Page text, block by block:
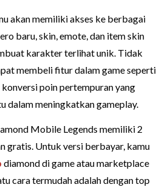
akan memiliki akses ke berbagai
baru, skin, emote, dan item skin
karakter terlihat unik. Tidak
membeli fitur dalam game seperti
poin pertempuran yang
dalam meningkatkan gameplay.
Mobile Legends memiliki 2
gratis. Untuk versi berbayar, kamu
diamond di game atau marketplace
cara termudah adalah dengan top